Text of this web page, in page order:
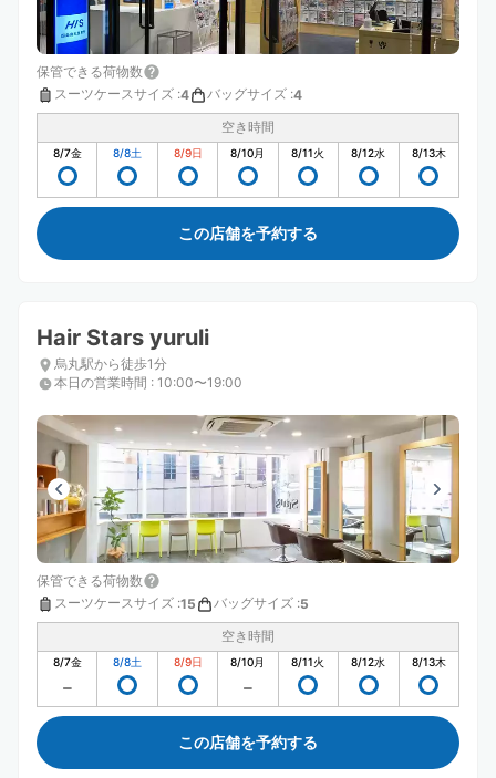
保管できる荷物数
スーツケースサイズ :4 バッグサイズ :4
空き時間
8/7金 8/8土 8/9日 8/10月 8/11火 8/12水 8/13木
この店舗を予約する
Hair Stars yuruli
烏丸駅から徒歩1分
本日の営業時間 : 10:00〜19:00
保管できる荷物数
スーツケースサイズ :15 バッグサイズ :5
空き時間
8/7金 8/8土 8/9日 8/10月 8/11火 8/12水 8/13木
この店舗を予約する